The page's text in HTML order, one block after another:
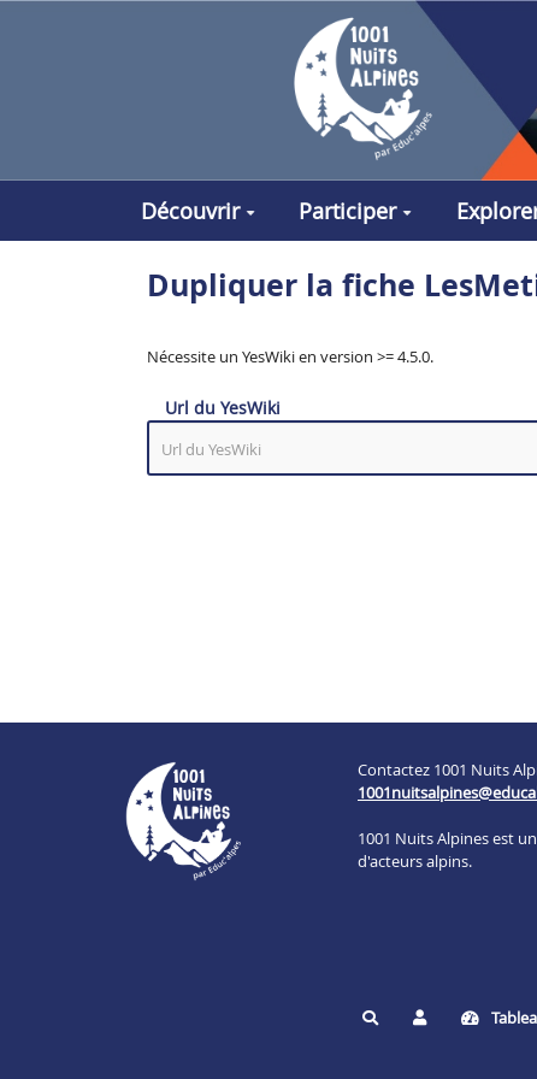
Découvrir Participer
Dupliquer la fiche
Nécessite un YesWiki en version >= 4.5.0.
Url du YesWiki
Contactez 1001 Nuits
1001 Nuits Alpines est
d'acteurs alpins.
Rechercher